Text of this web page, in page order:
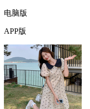
电脑版
APP版